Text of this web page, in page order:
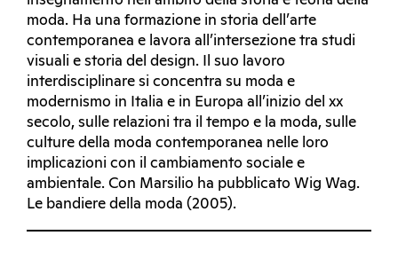
moda. Ha una formazione in storia dell’arte
contemporanea e lavora all’intersezione tra studi
visuali e storia del design. Il suo lavoro
interdisciplinare si concentra su moda e
modernismo in Italia e in Europa all’inizio del xx
secolo, sulle relazioni tra il tempo e la moda, sulle
culture della moda contemporanea nelle loro
implicazioni con il cambiamento sociale e
ambientale. Con Marsilio ha pubblicato Wig Wag.
Le bandiere della moda (2005).